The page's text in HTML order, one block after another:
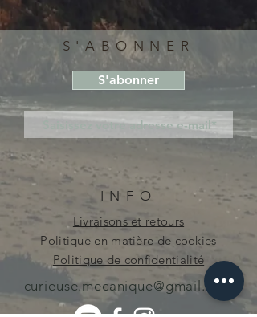
S'ABONNER
S'abonner
INFO
Livraisons et retours
Politique en matière de cookies
Politique de confidentialité
curieuse.mecanique@gmail.com